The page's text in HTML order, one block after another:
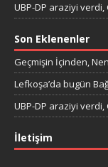
UBP-DP araziyi verdi,
Son Eklenenler
Geçmişin İçinden,
Lefkoşa’da bugün
UBP-DP araziyi verdi,
İletişim